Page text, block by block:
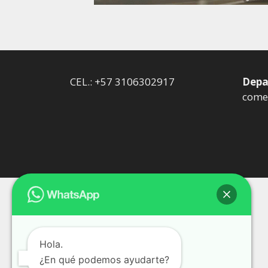
CEL.: +57 3106302917
Hola.
¿En qué podemos ayudarte?